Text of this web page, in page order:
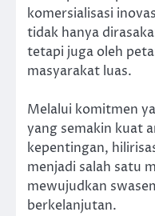
komersialisasi
tidak hanya
tetapi juga oleh
masyarakat luas.
Melalui komitmen
yang semakin kuat
kepentingan,
menjadi salah satu
mewujudkan
berkelanjutan.